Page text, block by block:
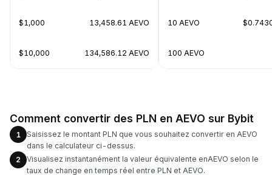
$1,000 13,458.61 AEVO
$10,000 134,586.12 AEVO
10 AEVO
100 AEVO
Comment convertir des PLN en AEVO sur Bybit
1
Saisissez le montant PLN que vous souhaitez convertir en AEVO
dans le calculateur ci-dessus.
2
Visualisez instantanément la valeur équivalente enAEVO selon le
taux de change en temps réel entre PLN et AEVO.